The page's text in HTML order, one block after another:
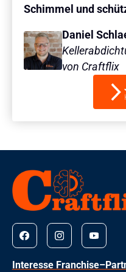
Schimmel und
Daniel
von Craftflix
Interesse